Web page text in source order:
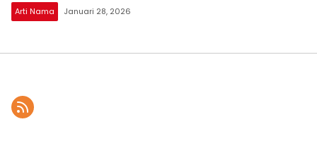
Arti Nama Januari 28, 2026